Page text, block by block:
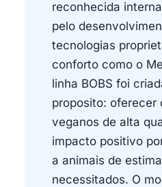
reconhecida
pelo
tecnologias
conforto como o
linha BOBS foi
proposito: oferecer
veganos de alta
impacto positivo
a animais de
necessitados. O